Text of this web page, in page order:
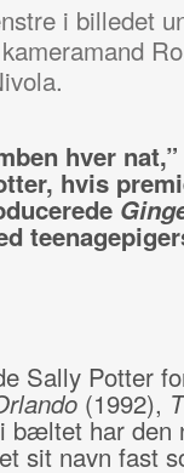
i billedet
hver
hvis
Sally Potter
(1992),
bæltet har den
sit navn fast